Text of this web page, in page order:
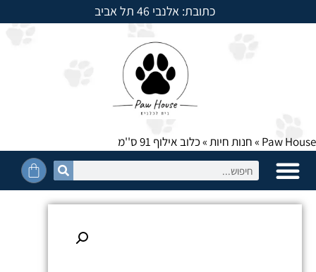
כתובת: אלנבי 46 תל אביב
למשלוחים חייגו: 054-5950525
Paw House
»חנות חיות»כלוב אילוף 91 ס''מ